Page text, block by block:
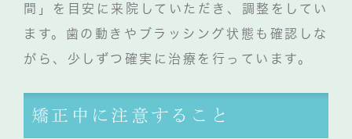
間」を目安に来院していただき、調整をしてい
ます。歯の動きやブラッシング状態も確認しな
がら、少しずつ確実に治療を行っています。
矯正中に注意すること